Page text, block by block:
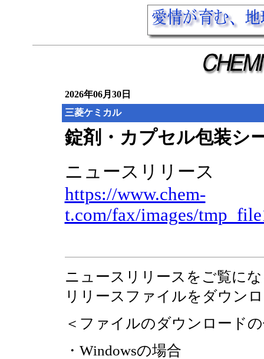
2026年06月30日
三菱ケミカル
錠剤・カプセル包装シ
ニュースリリース
https://www.chem-
t.com/fax/images/
ニュースリリースをご覧に
リリースファイルをダウン
＜ファイルのダウンロード
・Windowsの場合